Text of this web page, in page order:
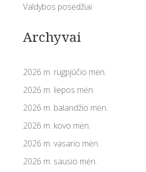
Valdybos posėdžiai
Archyvai
2026 m. rugpjūčio mėn.
2026 m. liepos mėn.
2026 m. balandžio mėn.
2026 m. kovo mėn.
2026 m. vasario mėn.
2026 m. sausio mėn.